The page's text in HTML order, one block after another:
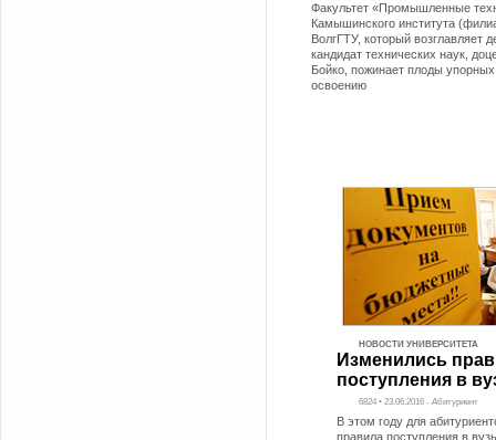
Факультет «Промышленные
Камышинского института
ВолгГТУ, который возглавляет
кандидат технических наук,
Бойко, пожинает плоды
освоению
НОВОСТИ УНИВЕРСИТЕТА
Изменились
поступления в
6824 • 23.06.2016 - Абитуриент
В этом году для
правила поступления в